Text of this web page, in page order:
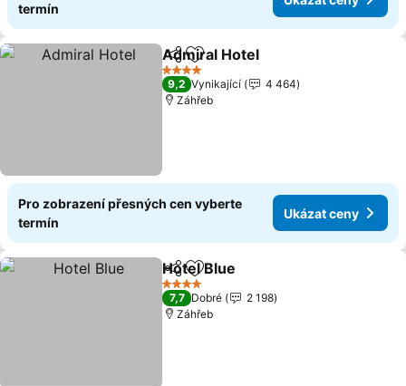
termín
SdíletPřidat na seznam oblíbených
Admiral Hotel
4 Počet hvězdiček
9,2 Vynikající
4 464
Záhřeb
Pro zobrazení přesných cen vyberte
termín
Ukázat ceny
SdíletPřidat na seznam oblíbených
Hotel Blue
4 Počet hvězdiček
7,7 Dobré
2 198
Záhřeb